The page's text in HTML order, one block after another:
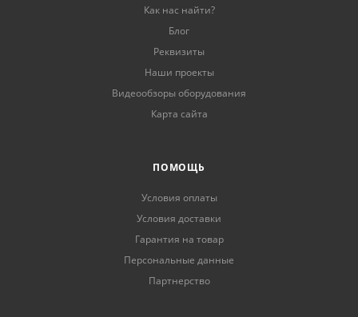
Как нас найти?
Блог
Реквизиты
Наши проекты
Видеообзоры оборудования
Карта сайта
ПОМОЩЬ
Условия оплаты
Условия доставки
Гарантия на товар
Персональные данные
Партнерство